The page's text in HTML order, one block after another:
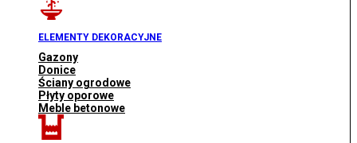
ELEMENTY DEKORACYJNE
Gazony
Donice
Ściany ogrodowe
Płyty oporowe
Meble betonowe